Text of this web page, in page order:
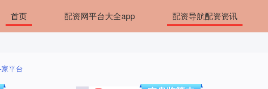
首页 配资网平台大全app 配资导航配资资讯
家平台